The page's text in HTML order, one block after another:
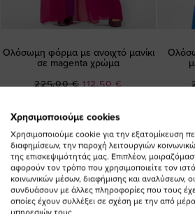
Ολόσωμη φόρμα με ανοιχτό μανίκι
σε magenta χρώμα
Ειδική
112,50 €
225,00 €
Χρησιμοποιούμε cookies
Χρησιμοποιούμε cookie για την εξατομίκευση
διαφημίσεων, την παροχή λειτουργιών
της επισκεψιμότητάς μας. Επιπλέον,
αφορούν τον τρόπο που χρησιμοποιείτε τον
κοινωνικών μέσων, διαφήμισης και αναλύσεων,
συνδυάσουν με άλλες πληροφορίες που τους
οποίες έχουν συλλέξει σε σχέση με την από